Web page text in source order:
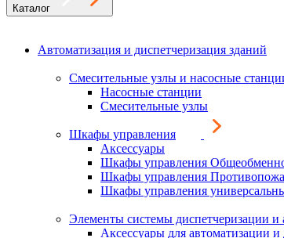
Каталог
Автоматизация и диспетчеризация зданий
Смесительные узлы и насосные
Насосные станции
Смесительные узлы
Шкафы управления
Аксессуары
Шкафы управления
Шкафы управления
Шкафы управления
Элементы системы диспетчеризации и
Аксессуары для автоматизации